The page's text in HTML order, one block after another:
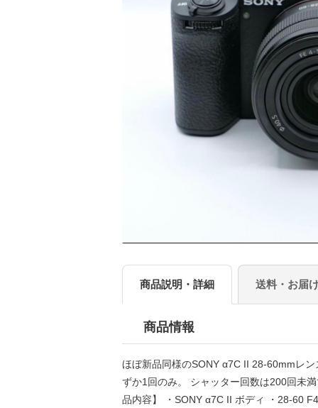
商品説明・詳細 送料・お届
商品情報
ほぼ新品同様のSONY α7C II 28-60mmレ
ずか1回のみ。 シャッター回数は200回未
品内容】 ・SONY α7C II ボディ ・28-60